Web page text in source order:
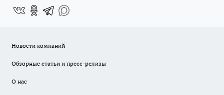
Новости компаний
Обзорные статьи и пресс-релизы
О нас